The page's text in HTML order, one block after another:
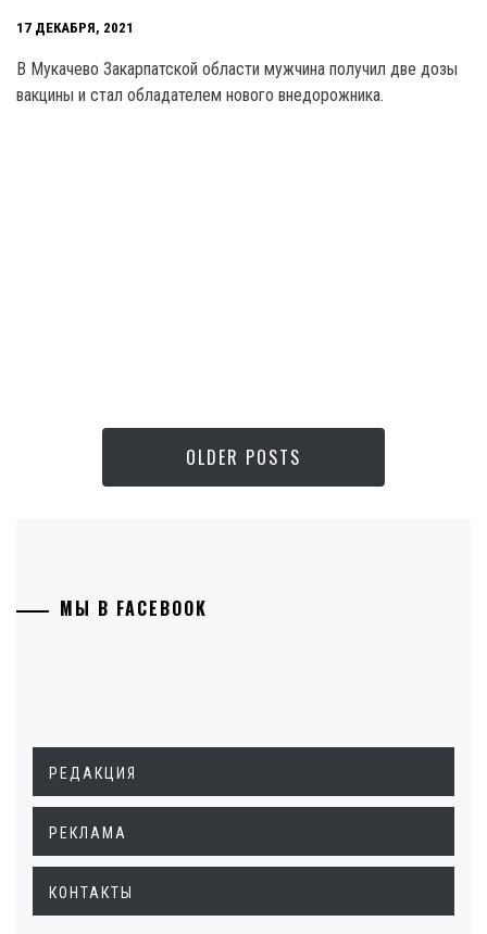
17 ДЕКАБРЯ, 2021
В Мукачево Закарпатской области мужчина получил две дозы
вакцины и стал обладателем нового внедорожника.
OLDER POSTS
МЫ В FACEBOOK
РЕДАКЦИЯ
РЕКЛАМА
КОНТАКТЫ